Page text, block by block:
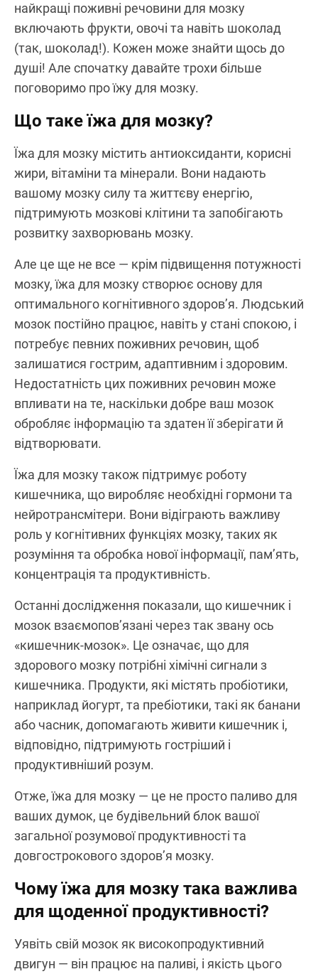
найкращі поживні речовини для мозку
включають фрукти, овочі та навіть шоколад
(так, шоколад!). Кожен може знайти щось до
душі! Але спочатку давайте трохи більше
поговоримо про їжу для мозку.
Що таке їжа для мозку?
Їжа для мозку містить антиоксиданти, корисні
жири, вітаміни та мінерали. Вони надають
вашому мозку силу та життєву енергію,
підтримують мозкові клітини та запобігають
розвитку захворювань мозку.
Але це ще не все — крім підвищення потужності
мозку, їжа для мозку створює основу для
оптимального когнітивного здоров’я. Людський
мозок постійно працює, навіть у стані спокою, і
потребує певних поживних речовин, щоб
залишатися гострим, адаптивним і здоровим.
Недостатність цих поживних речовин може
впливати на те, наскільки добре ваш мозок
обробляє інформацію та здатен її зберігати й
відтворювати.
Їжа для мозку також підтримує роботу
кишечника, що виробляє необхідні гормони та
нейротрансмітери. Вони відіграють важливу
роль у когнітивних функціях мозку, таких як
розуміння та обробка нової інформації, пам’ять,
концентрація та продуктивність.
Останні дослідження показали, що кишечник і
мозок взаємопов’язані через так звану ось
«кишечник-мозок». Це означає, що для
здорового мозку потрібні хімічні сигнали з
кишечника. Продукти, які містять пробіотики,
наприклад йогурт, та пребіотики, такі як банани
або часник, допомагають живити кишечник і,
відповідно, підтримують гостріший і
продуктивніший розум.
Отже, їжа для мозку — це не просто паливо для
ваших думок, це будівельний блок вашої
загальної розумової продуктивності та
довгострокового здоров’я мозку.
Чому їжа для мозку така важлива
для щоденної продуктивності?
Уявіть свій мозок як високопродуктивний
двигун — він працює на паливі, і якість цього